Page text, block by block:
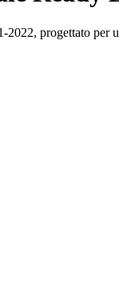
progettato per